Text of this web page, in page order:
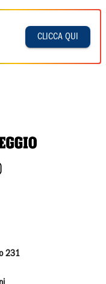
CLICCA QUI
231